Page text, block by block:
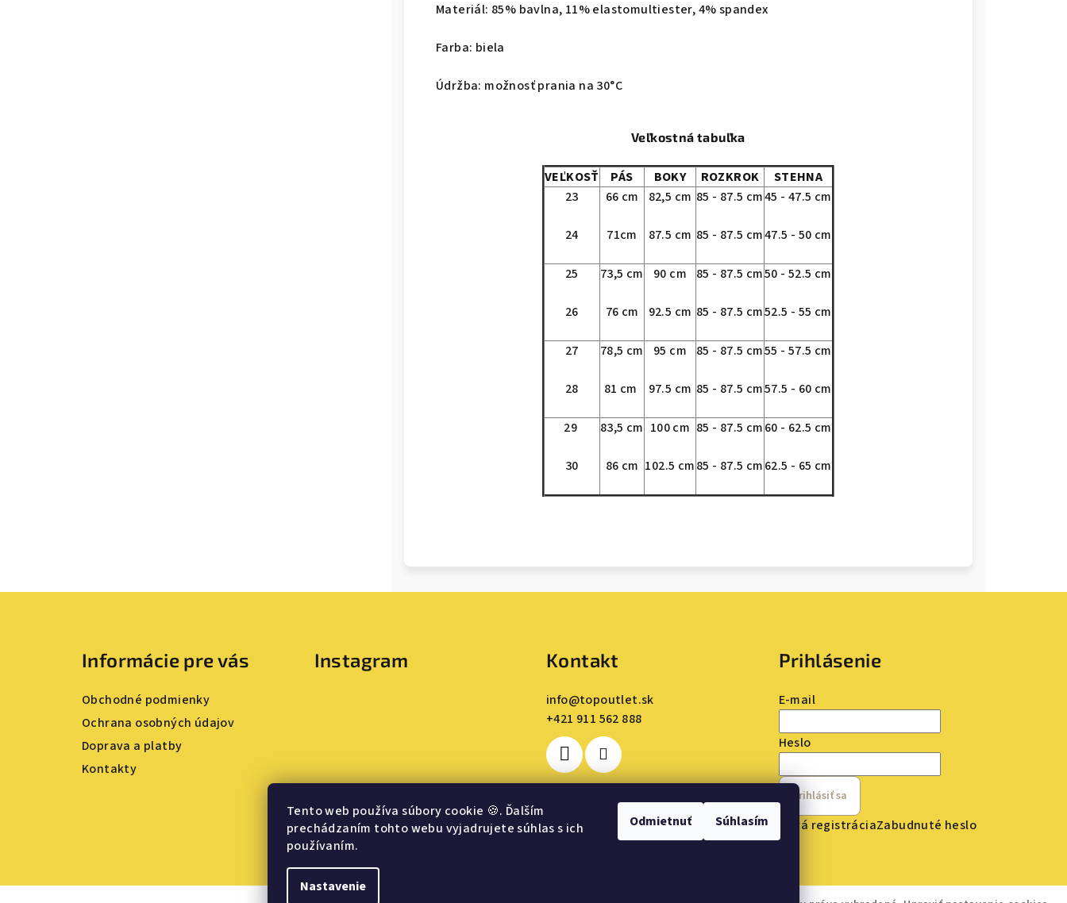
Tento web používa súbory cookie 🍪. Ďalším
prechádzaním tohto webu vyjadrujete súhlas s ich
používaním.
Nastavenie
Odmietnuť Súhlasím
Materiál: 85% bavlna, 11% elastomultiester, 4% spandex
Farba: biela
Údržba: možnosť prania na 30°C
Veľkostná tabuľka
VEĽKOSŤ PÁS BOKY ROZKROK
STEHNA
23
24
66 cm
71cm
82,5 cm
87.5 cm
85 - 87.5 cm
85 - 87.5 cm
45 - 47.5 cm
47.5 - 50 cm
25
26
73,5 cm
76 cm
90 cm
92.5 cm
85 - 87.5 cm
85 - 87.5 cm
50 - 52.5 cm
52.5 - 55 cm
27
28
78,5 cm
81 cm
95 cm
97.5 cm
85 - 87.5 cm
85 - 87.5 cm
55 - 57.5 cm
57.5 - 60 cm
29
30
83,5 cm
86 cm
100 cm
102.5 cm
85 - 87.5 cm
85 - 87.5 cm
60 - 62.5 cm
62.5 - 65 cm
Informácie pre vás
Obchodné podmienky
Ochrana osobných údajov
Doprava a platby
Kontakty
Instagram Kontakt
info@topoutlet.sk
+421 911 562 888
Prihlásenie
E-mail
Heslo
Prihlásiť sa
Nová registráciaZabudnuté heslo